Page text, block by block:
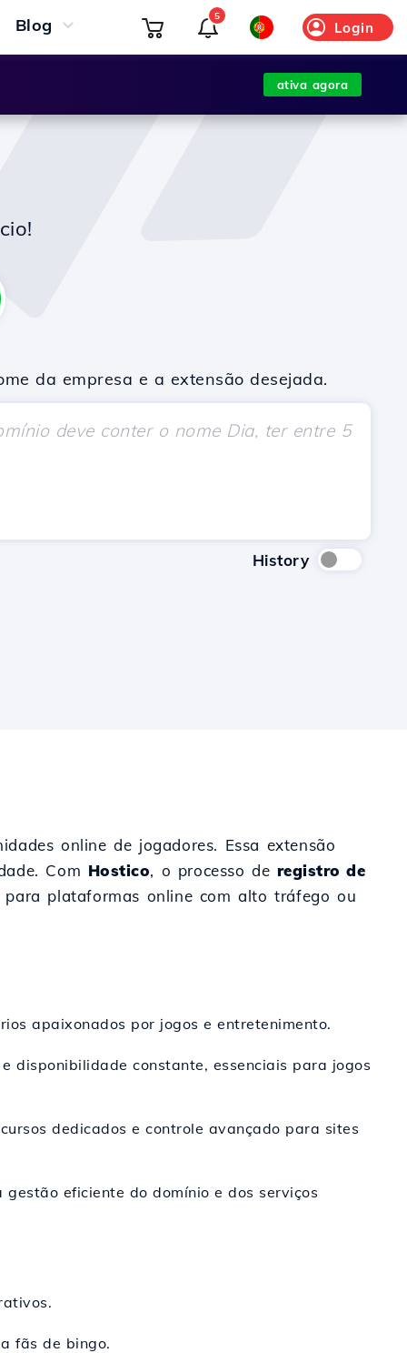
Blog Login
5
ativa agora
da empresa e a extensão desejada.
History
online de jogadores. Essa extensão
Com Hostico, o processo de registro de
para plataformas online com alto tráfego ou
apaixonados por jogos e entretenimento.
disponibilidade constante, essenciais para jogos
dedicados e controle avançado para sites
eficiente do domínio e dos serviços
fãs de bingo.